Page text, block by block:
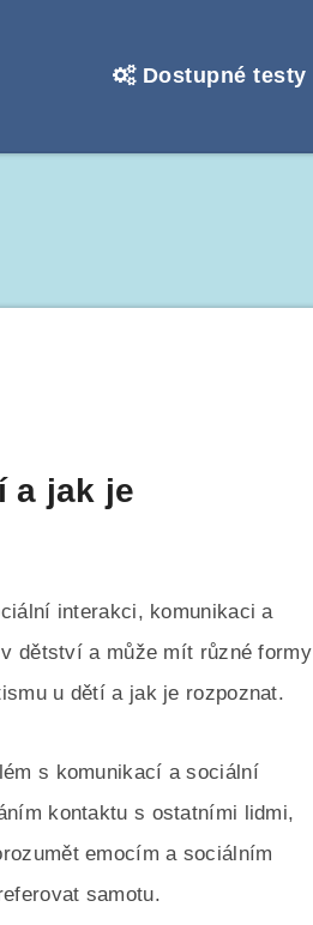
Dostupné testy
a jak je
interakci, komunikaci a
dětství a může mít různé formy
u dětí a jak je rozpoznat.
s komunikací a sociální
kontaktu s ostatními lidmi,
emocím a sociálním
samotu.